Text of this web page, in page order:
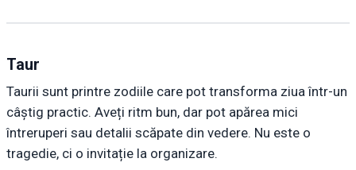
Taur
Taurii sunt printre zodiile care pot transforma ziua într-un
câștig practic. Aveți ritm bun, dar pot apărea mici
întreruperi sau detalii scăpate din vedere. Nu este o
tragedie, ci o invitație la organizare.